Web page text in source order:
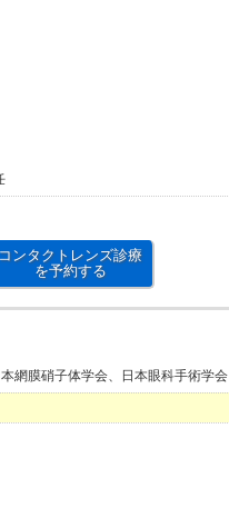
コンタクトレンズ診療
を予約する
網膜硝子体学会、日本眼科手術学会